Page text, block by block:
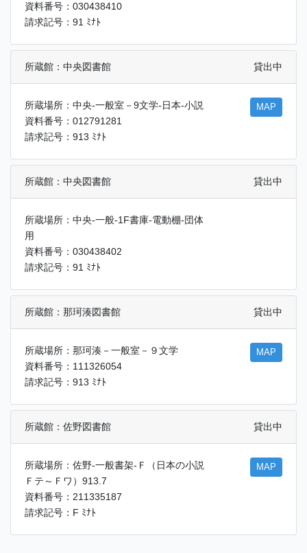
資料番号：030438410
請求記号：91 ﾐﾅﾄ
所蔵館：中央図書館 貸出中
所蔵場所：中央-一般室－9文学-日本-小説
資料番号：012791281
請求記号：913 ﾐﾅﾄ
MAP
所蔵館：中央図書館 貸出中
所蔵場所：中央-一般-1F書庫-電動棚-団体
用
資料番号：030438402
請求記号：91 ﾐﾅﾄ
所蔵館：那珂湊図書館 貸出中
所蔵場所：那珂湊－一般室－９文学
資料番号：111326054
請求記号：913 ﾐﾅﾄ
MAP
所蔵館：佐野図書館 貸出中
所蔵場所：佐野-一般書架-Ｆ（日本の小説
Ｆテ～Ｆワ）913.7
資料番号：211335187
請求記号：F ﾐﾅﾄ
MAP